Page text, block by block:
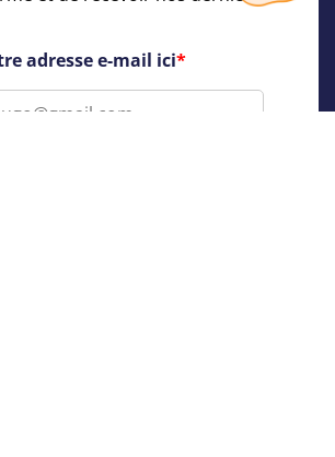
adresse e-mail ici*